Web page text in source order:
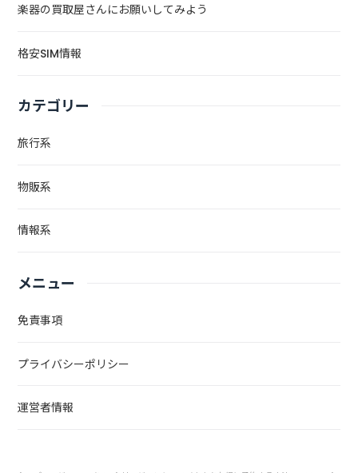
楽器の買取屋さんにお願いしてみよう
格安SIM情報
カテゴリー
旅行系
物販系
情報系
メニュー
免責事項
プライバシーポリシー
運営者情報